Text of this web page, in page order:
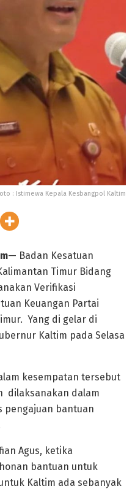
: Istimewa Kepala Kesbangpol Kaltim
— Badan Kesatuan
Timur Bidang
Verifikasi
Keuangan Partai
Yang di gelar di
Kaltim pada Selasa
kesempatan tersebut
dilaksanakan dalam
pengajuan bantuan
Agus, ketika
bantuan untuk
Kaltim ada sebanyak